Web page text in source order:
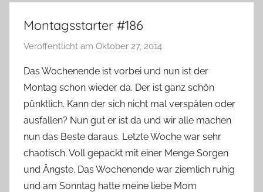
–
Lifestyle,
Rezensionen,
Produkttests
vieles
mehr
Montagsstarter #186
Veröffentlicht am Oktober 27, 2014
n
Y
v
o
n
n
e
Das Wochenende ist vorbei und nun ist der
Montag schon wieder da. Der ist ganz schön
pünktlich. Kann der sich nicht mal verspäten oder
ausfallen? Nun gut er ist da und wir alle machen
nun das Beste daraus. Letzte Woche war sehr
chaotisch. Voll gepackt mit einer Menge Sorgen
und Ängste. Das Wochenende war ziemlich ruhig
und am Sonntag hatte meine liebe Mom